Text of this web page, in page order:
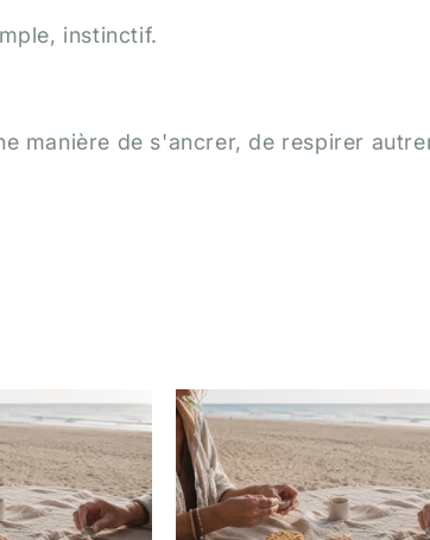
instinctif.
manière de s'ancrer, de respirer